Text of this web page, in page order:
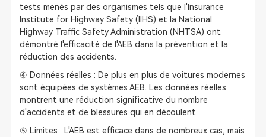
tests menés par des organismes tels que l'Insurance
Institute for Highway Safety (IIHS) et la National
Highway Traffic Safety Administration (NHTSA) ont
démontré l'efficacité de l'AEB dans la prévention et la
réduction des accidents.
④ Données réelles : De plus en plus de voitures modernes
sont équipées de systèmes AEB. Les données réelles
montrent une réduction significative du nombre
d'accidents et de blessures qui en découlent.
⑤ Limites : L'AEB est efficace dans de nombreux cas, mais